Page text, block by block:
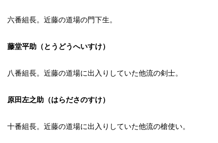
六番組長。近藤の道場の門下生。
藤堂平助（とうどうへいすけ）
八番組長。近藤の道場に出入りしていた他流の剣士。
原田左之助（はらださのすけ）
十番組長。近藤の道場に出入りしていた他流の槍使い。